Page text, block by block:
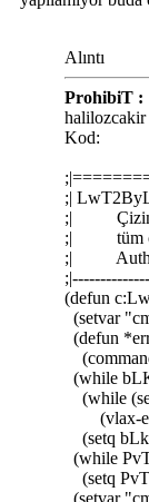
Alıntı
ProhibiT :
halilozcakir
Kod:
;|
;| Çizim
;| tüm
;| Author:
(defun
(setvar
(defun
(while
(while
(vlax-
(setq bLk
(while
(setq
(setvar